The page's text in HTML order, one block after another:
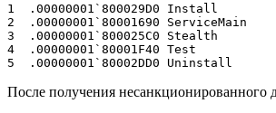
1  .00000001`800029D0 Install
2  .00000001`80001690 ServiceMain
3  .00000001`800025C0 Stealth
4  .00000001`80001F40 Test
После получения несанкционированного